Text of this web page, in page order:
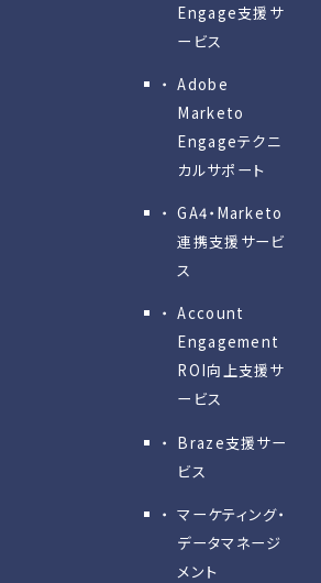
Engage⽀援サ
ービス
Adobe
Marketo
Engageテクニ
カルサポート
GA4・Marketo
連携支援サービ
ス
Account
Engagement
ROI向上支援サ
ービス
Braze支援サー
ビス
マーケティング・
データマネージ
メント